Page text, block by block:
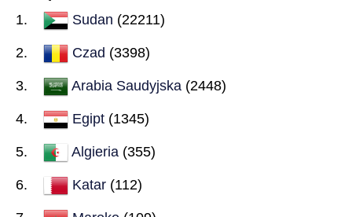
Sudan (22211)
Czad (3398)
Arabia Saudyjska (2448)
Egipt (1345)
Algieria (355)
Katar (112)